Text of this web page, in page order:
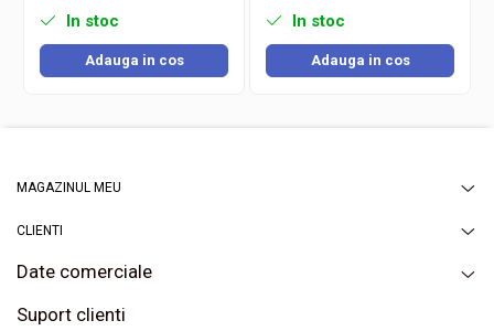
In stoc
Adauga in cos
In stoc
Adauga in cos
MAGAZINUL MEU
CLIENTI
Date comerciale
Suport clienti